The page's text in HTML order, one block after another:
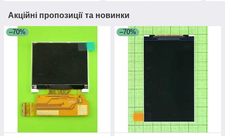
Акційні пропозиції та новинки
–70% –70%